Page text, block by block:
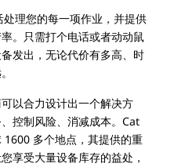
理您的每一项作业，并提供
。只需打个电话或者动动鼠
发出，无论代价有多高、时
以合力设计出一个解决方
控制风险、消减成本。Cat
多个地点，其提供的重
享受大量设备库存的益处，